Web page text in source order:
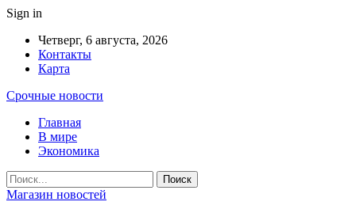
Sign in
Четверг, 6 августа, 2026
Контакты
Карта
Срочные новости
Главная
В мире
Экономика
Магазин новостей